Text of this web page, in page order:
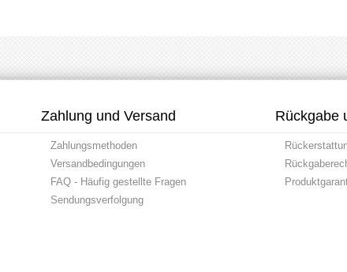
Zahlung und Versand
Zahlungsmethoden
Versandbedingungen
FAQ - Häufig gestellte Fragen
Sendungsverfolgung
Rückgabe